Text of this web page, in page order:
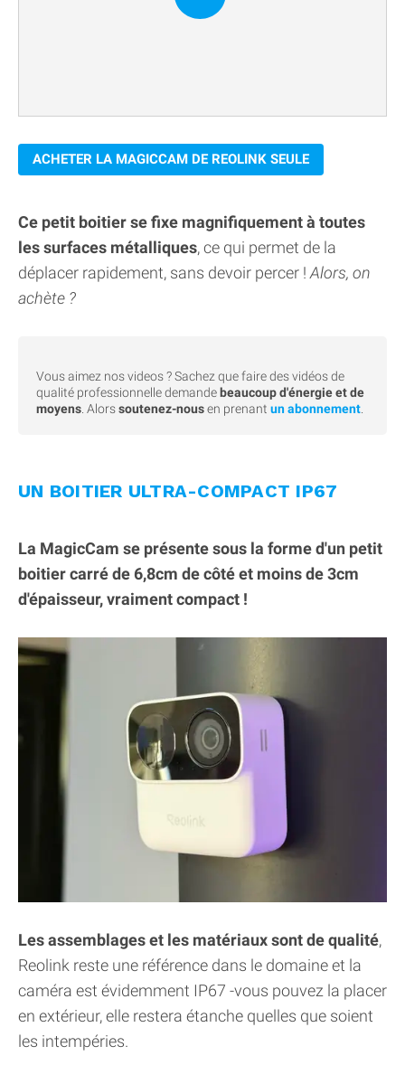
ACHETER LA MAGICCAM DE REOLINK SEULE
Ce petit boitier se fixe magnifiquement à toutes
les surfaces métalliques, ce qui permet de la
déplacer rapidement, sans devoir percer ! Alors, on
achète ?
Vous aimez nos videos ? Sachez que faire des vidéos de
qualité professionnelle demande beaucoup d'énergie et de
moyens . Alorssoutenez-nousen prenant un abonnement
UN BOITIER ULTRA-COMPACT IP67
La MagicCam se présente sous la forme d'un petit
boitier carré de 6,8cm de côté et moins de 3cm
d'épaisseur, vraiment compact !
Les assemblages et les matériaux sont de qualité,
Reolink reste une référence dans le domaine et la
caméra est évidemment IP67 -vous pouvez la placer
en extérieur, elle restera étanche quelles que soient
les intempéries.